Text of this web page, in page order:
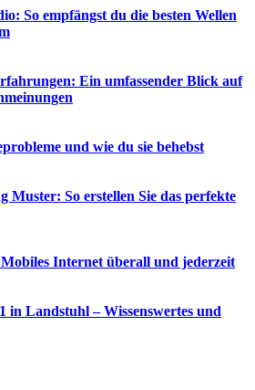
So empfängst du die besten Wellen
Ein umfassender Blick auf
und wie du sie behebst
Muster: So erstellen Sie das perfekte
Internet überall und jederzeit
in Landstuhl – Wissenswertes und